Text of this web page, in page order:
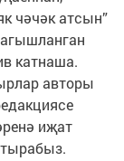
чәчәк атсын”
катнаша.
авторы
иҗат